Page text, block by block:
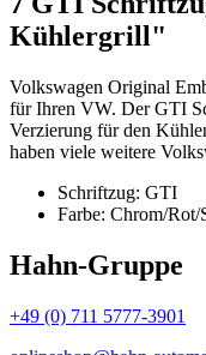
Kühlergrill"
Volkswagen Original
für Ihren VW. Der GTI
Verzierung für den
haben viele weitere
Schriftzug: GTI
Farbe: Chrom/Rot/
Hahn-Gruppe
+49 (0) 711 5777-3901